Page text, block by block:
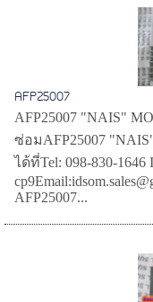
AFP25007
AFP25007 "NAIS"
ซ่อมAFP25007
ได้ที่Tel: 098-830-1646
AFP25007...